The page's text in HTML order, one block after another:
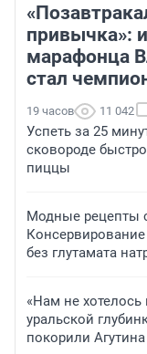
привычка»:
марафонца
стал
19 часов 11 042
Успеть за 25
сковороде
пиццы
Модные рецепты
без глутамата
«Нам не
уральской
покорили